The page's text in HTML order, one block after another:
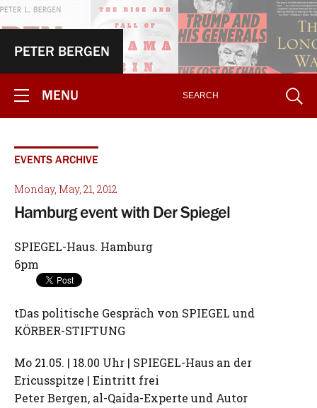
PETER BERGEN
MENU
EVENTS ARCHIVE
Monday, May, 21, 2012
Hamburg event with Der Spiegel
SPIEGEL-Haus. Hamburg
6pm
tDas politische Gespräch von SPIEGEL und
KÖRBER-STIFTUNG
Mo 21.05. | 18.00 Uhr | SPIEGEL-Haus an der
Ericusspitze | Eintritt frei
Peter Bergen, al-Qaida-Experte und Autor